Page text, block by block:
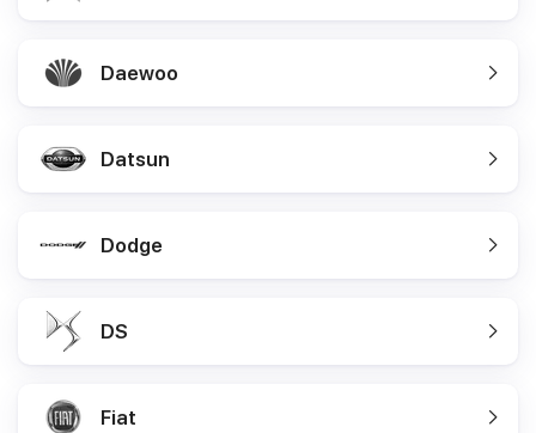
Daewoo
Datsun
Dodge
DS
Fiat